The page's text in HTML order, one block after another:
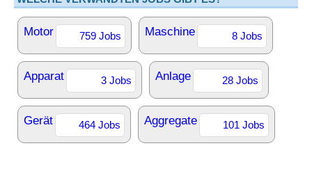
Motor 759 Jobs Maschine 8 Jobs
Apparat 3 Jobs Anlage 28 Jobs
Gerät 464 Jobs Aggregate 101 Jobs